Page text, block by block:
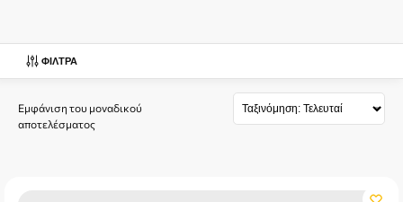
ΦΊΛΤΡΑ
Εμφάνιση του μοναδικού
αποτελέσματος